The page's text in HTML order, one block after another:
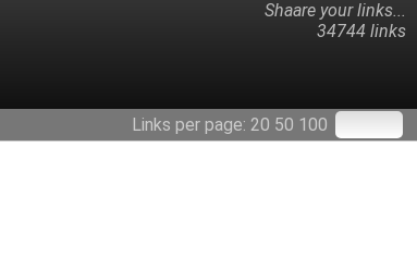
Shaare your links...
34744 links
Links per page: 20 50 100